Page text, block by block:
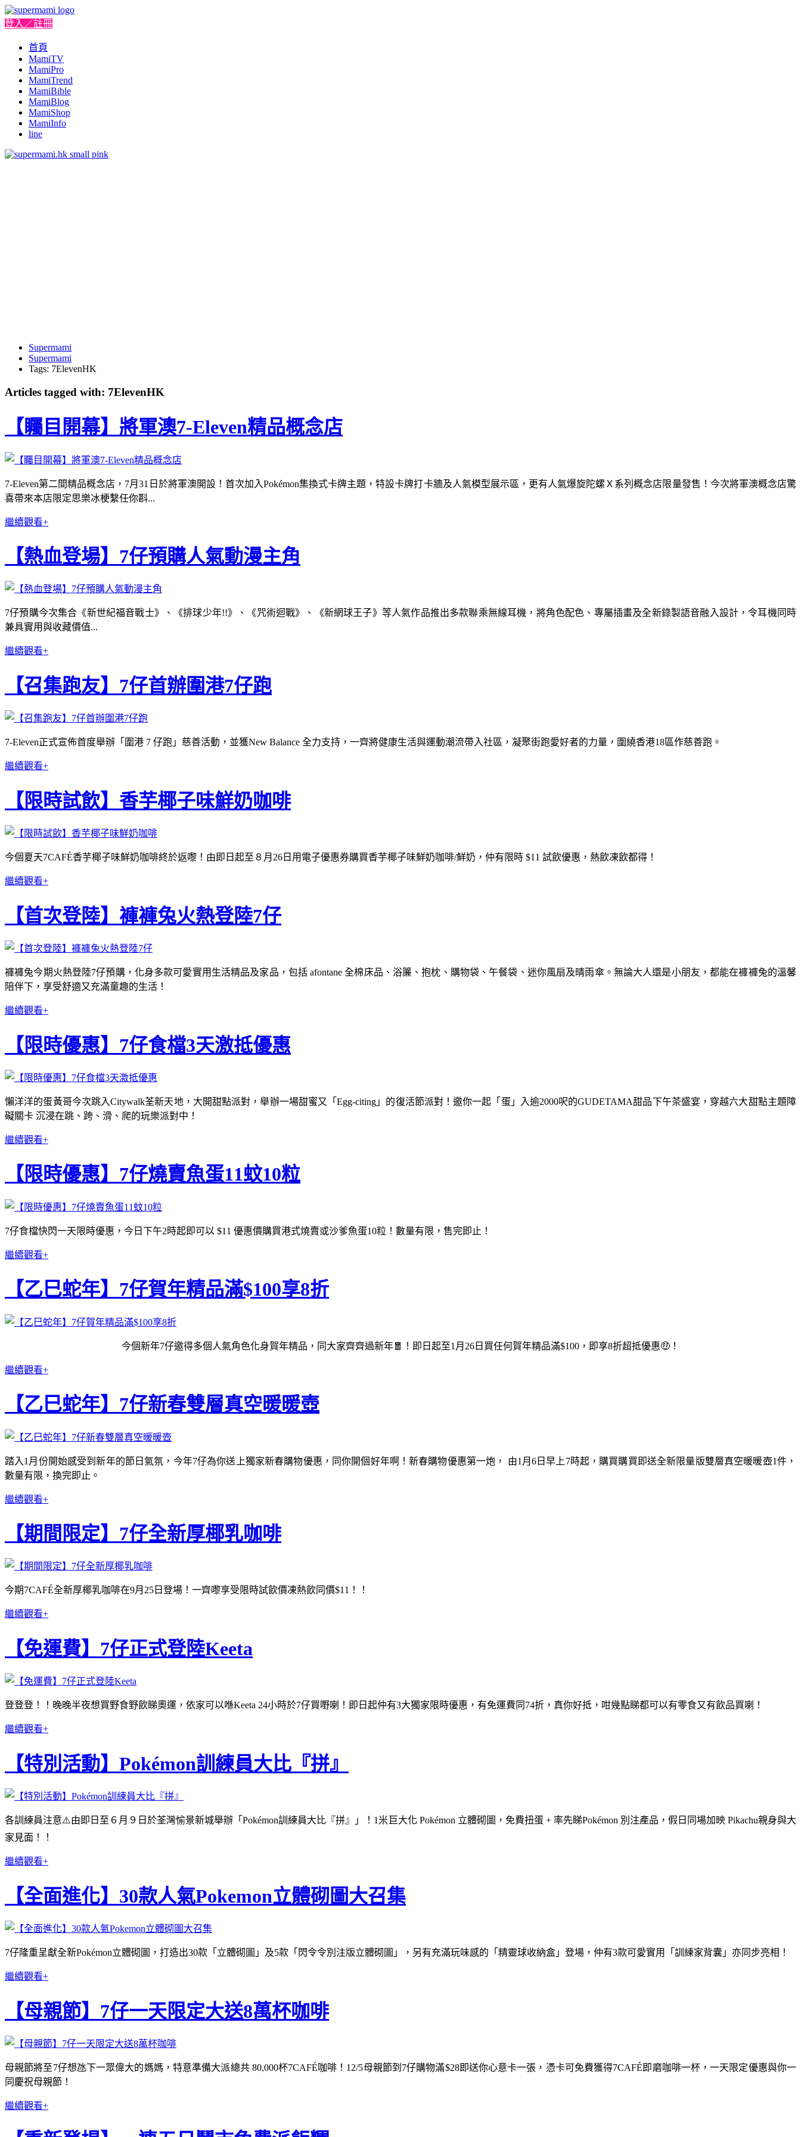
登入／註冊
首頁
MamiTV
MamiPro
MamiTrend
MamiBible
MamiBlog
MamiShop
MamiInfo
line
Supermami
Supermami
Tags: 7ElevenHK
Articles tagged with: 7ElevenHK
【矚目開幕】將軍澳7-Eleven精品概念店
7-Eleven第二間精品概念店，7月31日於將軍澳開設！首次加入Pokémon集換式卡牌主題，特設卡牌打卡牆及人氣模型展示區，更有人氣爆旋陀螺Ｘ系列概念店限量發售！今次將軍澳概念店驚
喜帶來本店限定思樂冰梗繫任你斟...
繼續觀看+
【熱血登場】7仔預購人氣動漫主角
7仔預購今次集合《新世紀福音戰士》、《排球少年!!》、《咒術迴戰》、《新網球王子》等人氣作品推出多款聯乘無線耳機，將角色配色、專屬插畫及全新錄製語音融入設計，令耳機同時
兼具實用與收藏價值...
繼續觀看+
【召集跑友】7仔首辦圍港7仔跑
7-Eleven正式宣佈首度舉辦「圍港 7 仔跑」慈善活動，並獲New Balance 全力支持，一齊將健康生活與運動潮流帶入社區，凝聚街跑愛好者的力量，圍繞香港18區作慈善跑。
繼續觀看+
【限時試飲】香芋椰子味鮮奶咖啡
今個夏天7CAFÉ香芋椰子味鮮奶咖啡終於返嚟！由即日起至８月26日用電子優惠券購買香芋椰子味鮮奶咖啡/鮮奶，仲有限時 $11 試飲優惠，熱飲凍飲都得！
繼續觀看+
【首次登陸】褲褲兔火熱登陸7仔
褲褲兔今期火熱登陸7仔預購，化身多款可愛實用生活精品及家品，包括 afontane 全棉床品、浴簾、抱枕、購物袋、午餐袋、迷你風扇及晴雨傘。無論大人還是小朋友，都能在褲褲兔的溫馨
陪伴下，享受舒適又充滿童趣的生活！
繼續觀看+
【限時優惠】7仔食檔3天激抵優惠
懶洋洋的蛋黃哥今次跳入Citywalk荃新天地，大開甜點派對，舉辦一場甜蜜又「Egg-citing」的復活節派對！邀你一起「蛋」入逾2000呎的GUDETAMA甜品下午茶盛宴，穿越六大甜點主題障
礙關卡 沉浸在跳、跨、滑、爬的玩樂派對中！
繼續觀看+
【限時優惠】7仔燒賣魚蛋11蚊10粒
7仔食檔快閃一天限時優惠，今日下午2時起即可以 $11 優惠價購買港式燒賣或沙爹魚蛋10粒！數量有限，售完即止！
繼續觀看+
【乙巳蛇年】7仔賀年精品滿$100享8折
今個新年7仔邀得多個人氣角色化身賀年精品，同大家齊齊過新年🧧！即日起至1月26日買任何賀年精品滿$100，即享8折超抵優惠🤑！
繼續觀看+
【乙巳蛇年】7仔新春雙層真空暖暖壺
踏入1月份開始感受到新年的節日氣氛，今年7仔為你送上獨家新春購物優惠，同你開個好年啊！新春購物優惠第一炮， 由1月6日早上7時起，購買購買即送全新限量版雙層真空暖暖壺1件，
數量有限，換完即止。
繼續觀看+
【期間限定】7仔全新厚椰乳咖啡
今期7CAFÉ全新厚椰乳咖啡在9月25日登場！一齊嚟享受限時試飲價凍熱飲同價$11！！
繼續觀看+
【免運費】7仔正式登陸Keeta
登登登！！晚晚半夜想買野食野飲睇奧運，依家可以喺Keeta 24小時於7仔買嘢喇！即日起仲有3大獨家限時優惠，有免運費同74折，真你好抵，咁幾點睇都可以有零食又有飲品買喇！
繼續觀看+
【特別活動】Pokémon訓練員大比『拼』
各訓練員注意⚠️由即日至６月９日於荃灣愉景新城舉辦「Pokémon訓練員大比『拼』」！1米巨大化 Pokémon 立體砌圖，免費扭蛋 + 率先睇Pokémon 別注產品，假日同場加映 Pikachu親身與大
家見面！！
繼續觀看+
【全面進化】30款人氣Pokemon立體砌圖大召集
7仔隆重呈獻全新Pokémon立體砌圖，打造出30款「立體砌圖」及5款「閃令令別注版立體砌圖」，另有充滿玩味感的「精靈球收納盒」登場，仲有3款可愛實用「訓練家背囊」亦同步亮相！
繼續觀看+
【母親節】7仔一天限定大送8萬杯咖啡
母親節將至7仔想氹下一眾偉大的媽媽，特意準備大派總共 80,000杯7CAFÉ咖啡！12/5母親節到7仔購物滿$28即送你心意卡一張，憑卡可免費獲得7CAFÉ即磨咖啡一杯，一天限定優惠與你一
同慶祝母親節！
繼續觀看+